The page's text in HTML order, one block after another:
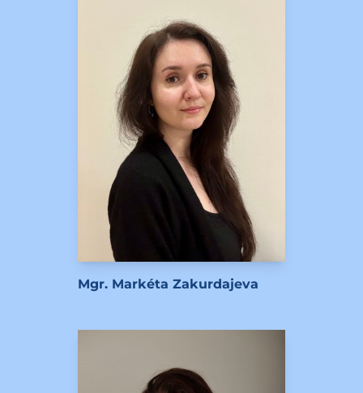
Mgr. Markéta Zakurdajeva